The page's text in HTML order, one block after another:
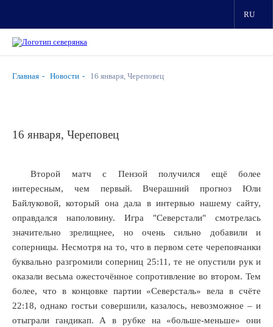
RU
Главная Новости 16 января, Череповец
16 января, Череповец
Второй матч с Пензой получился ещё более
интересным, чем первый. Вчерашний прогноз Юли
Байлуковой, который она дала в интервью нашему сайту,
оправдался наполовину. Игра "Северстали" смотрелась
значительно зрелищнее, но очень сильно добавили и
соперницы. Несмотря на то, что в первом сете череповчанки
буквально разгромили соперниц 25:11, те не опустили рук и
оказали весьма ожесточённое сопротивление во втором. Тем
более, что в концовке партии «Северсталь» вела в счёте
22:18, однако гостьи совершили, казалось, невозможное – и
отыграли гандикап. А в рубке на «больше-меньше» они